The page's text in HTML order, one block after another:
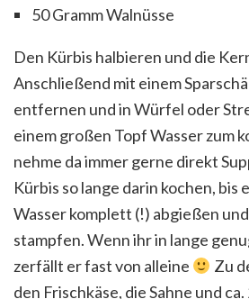
50 Gramm Walnüsse
Den Kürbis halbieren und die
Anschließend mit einem
entfernen und in Würfel oder
einem großen Topf Wasser zum
nehme da immer gerne direkt
Kürbis so lange darin kochen, bis
Wasser komplett (!) abgießen
stampfen. Wenn ihr in lange
zerfällt er fast von alleine
Zu
den Frischkäse, die Sahne und ca.